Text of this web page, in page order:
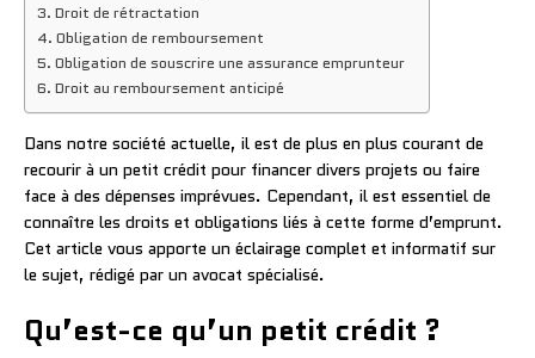
Droit de rétractation
Obligation de remboursement
Obligation de souscrire une assurance emprunteur
Droit au remboursement anticipé
Dans notre société actuelle, il est de plus en plus courant de
recourir à un petit crédit pour financer divers projets ou faire
face à des dépenses imprévues. Cependant, il est essentiel de
connaître les droits et obligations liés à cette forme d’emprunt.
Cet article vous apporte un éclairage complet et informatif sur
le sujet, rédigé par un avocat spécialisé.
Qu’est-ce qu’un petit crédit ?